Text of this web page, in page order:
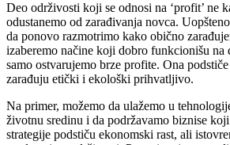
Deo održivosti koji se odnosi na ‘profit’ ne
odustanemo od zarađivanja novca.
da ponovo razmotrimo kako obično
izaberemo načine koji dobro funkcionišu na
samo ostvarujemo brze profite. Ona
zarađuju etički i ekološki prihvatljivo.
Na primer, možemo da ulažemo u
životnu sredinu i da podržavamo biznise
strategije podstiču ekonomski rast, ali